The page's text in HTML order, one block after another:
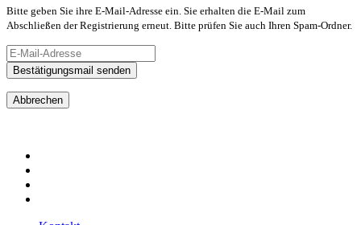
Bitte geben Sie ihre E-Mail-Adresse ein. Sie erhalten die E-Mail zum
Abschließen der Registrierung erneut. Bitte prüfen Sie auch Ihren Spam-Ordner.
Bestätigungsmail senden
Abbrechen